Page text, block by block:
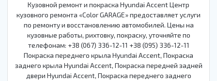
Кузовной ремонт и покраска Hyundai Accent Центр
кузовного ремонта «Color GARAGE» предоставляет услуги
по ремонту и восстановлению автомобилей. Цены на
кузовные работы, рихтовку, покраску, уточняйте по
телефонам: +38 (067) 336-12-11 +38 (095) 336-12-11
Покраска переднего крыла Hyundai Accent, Покраска
заднего крыла Hyundai Accent, Покраска передней задней
двери Hyundai Accent, Покраска переднего заднего